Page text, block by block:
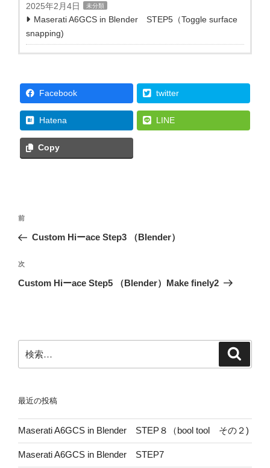
2025年2月4日 未分類
Maserati A6GCS in Blender STEP5（Toggle surface
snapping)
Facebook twitter
Hatena LINE
Copy
投
ナ
ビ
ゲ
ン
前
の
稿
前
Custom Hiーace Step3 （Blender）
次
の
次
Custom Hiーace Step5 （Blender）Make finely2
索:
最近の投稿
Maserati A6GCS in Blender STEP８（bool tool その２)
Maserati A6GCS in Blender STEP7